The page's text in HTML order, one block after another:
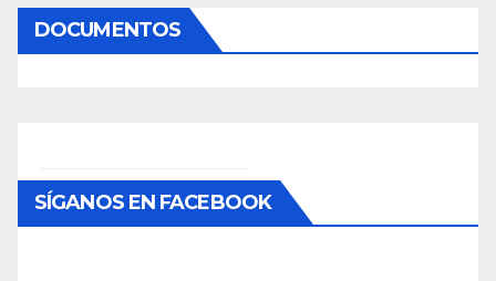
DOCUMENTOS
SÍGANOS EN FACEBOOK